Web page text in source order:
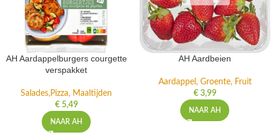
AH Aardappelburgers courgette
verspakket
Salades,Pizza, Maaltijden
€5,49
NAAR AH
AH Aardbeien
Aardappel, Groente, Fruit
€3,99
NAAR AH